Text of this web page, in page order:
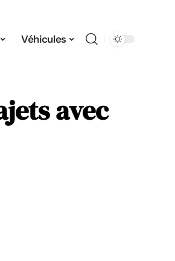
Véhicules
avec